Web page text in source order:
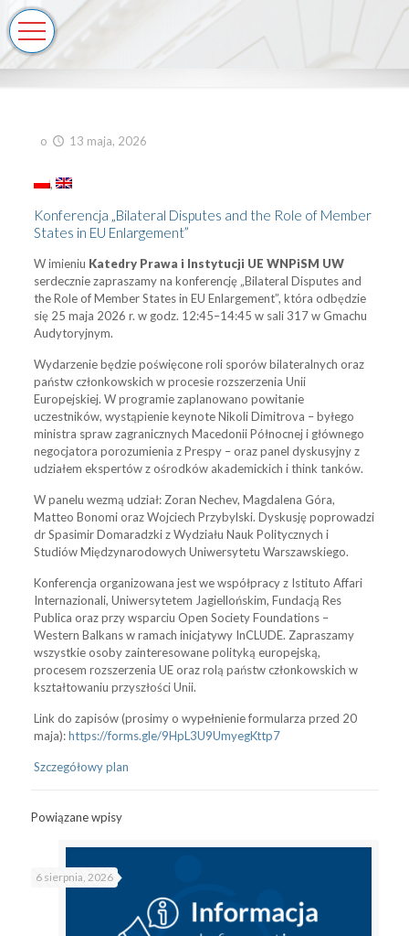
o 13 maja, 2026
Konferencja „Bilateral Disputes and the Role of Member
States in EU Enlargement”
W imieniu Katedry Prawa i Instytucji UE WNPiSM UW
serdecznie zapraszamy na konferencję „Bilateral Disputes and
the Role of Member States in EU Enlargement”, która odbędzie
się 25 maja 2026 r. w godz. 12:45–14:45 w sali 317 w Gmachu
Audytoryjnym.
Wydarzenie będzie poświęcone roli sporów bilateralnych oraz
państw członkowskich w procesie rozszerzenia Unii
Europejskiej. W programie zaplanowano powitanie
uczestników, wystąpienie keynote Nikoli Dimitrova – byłego
ministra spraw zagranicznych Macedonii Północnej i głównego
negocjatora porozumienia z Prespy – oraz panel dyskusyjny z
udziałem ekspertów z ośrodków akademickich i think tanków.
W panelu wezmą udział: Zoran Nechev, Magdalena Góra,
Matteo Bonomi oraz Wojciech Przybylski. Dyskusję poprowadzi
dr Spasimir Domaradzki z Wydziału Nauk Politycznych i
Studiów Międzynarodowych Uniwersytetu Warszawskiego.
Konferencja organizowana jest we współpracy z Istituto Affari
Internazionali, Uniwersytetem Jagiellońskim, Fundacją Res
Publica oraz przy wsparciu Open Society Foundations –
Western Balkans w ramach inicjatywy InCLUDE. Zapraszamy
wszystkie osoby zainteresowane polityką europejską,
procesem rozszerzenia UE oraz rolą państw członkowskich w
kształtowaniu przyszłości Unii.
Link do zapisów (prosimy o wypełnienie formularza przed 20
maja):https://forms.gle/9HpL3U9UmyegKttp7
Szczegółowy plan
Powiązane wpisy
6 sierpnia, 2026